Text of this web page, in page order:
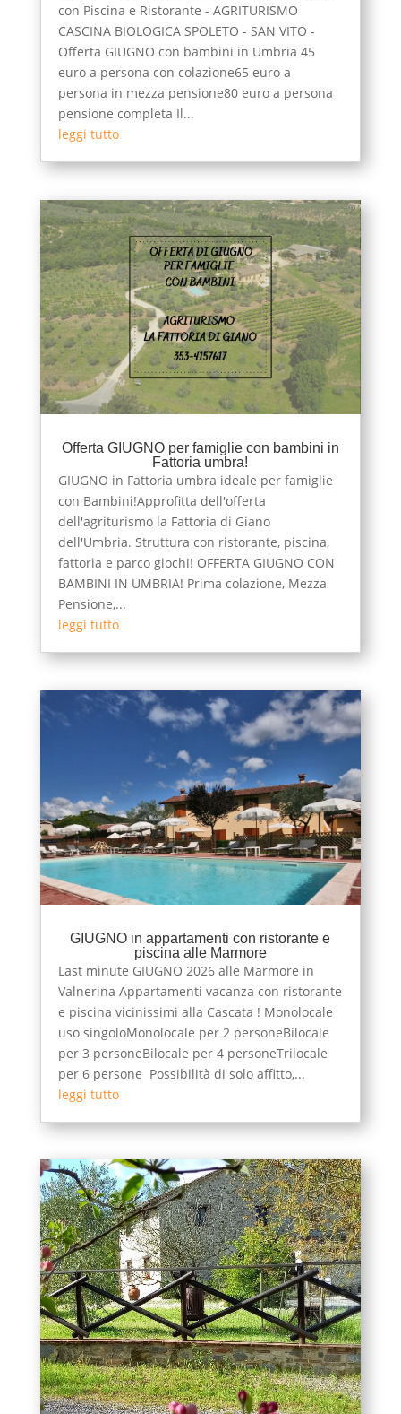
con Piscina e Ristorante - AGRITURISMO
CASCINA BIOLOGICA SPOLETO - SAN VITO -
Offerta GIUGNO con bambini in Umbria 45
euro a persona con colazione65 euro a
persona in mezza pensione80 euro a persona
pensione completa Il...
leggi tutto
Offerta GIUGNO per famiglie con bambini in
Fattoria umbra!
GIUGNO in Fattoria umbra ideale per famiglie
con Bambini!Approfitta dell'offerta
dell'agriturismo la Fattoria di Giano
dell'Umbria. Struttura con ristorante, piscina,
fattoria e parco giochi! OFFERTA GIUGNO CON
BAMBINI IN UMBRIA! Prima colazione, Mezza
Pensione,...
leggi tutto
GIUGNO in appartamenti con ristorante e
piscina alle Marmore
Last minute GIUGNO 2026 alle Marmore in
Valnerina Appartamenti vacanza con ristorante
e piscina vicinissimi alla Cascata ! Monolocale
uso singoloMonolocale per 2 personeBilocale
per 3 personeBilocale per 4 personeTrilocale
per 6 persone Possibilità di solo affitto,...
leggi tutto